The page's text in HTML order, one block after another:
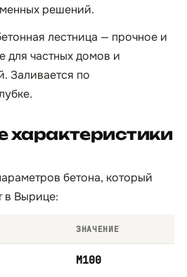
решений.
лестница — прочное и
для частных домов и
Заливается по
характеристики
бетона, который
в Вырице:
ЗНАЧЕНИЕ
М100